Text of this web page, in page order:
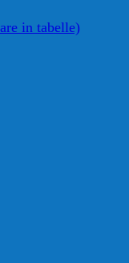
in tabelle)